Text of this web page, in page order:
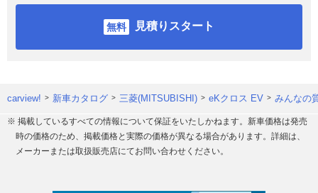
見積りスタート
carview! 新車カタログ 三菱(MITSUBISHI) eKクロス EV みんなの
※ 掲載しているすべての情報について保証をいたしかねます。新車価格は発売
時の価格のため、掲載価格と実際の価格が異なる場合があります。詳細は、
メーカーまたは取扱販売店にてお問い合わせください。